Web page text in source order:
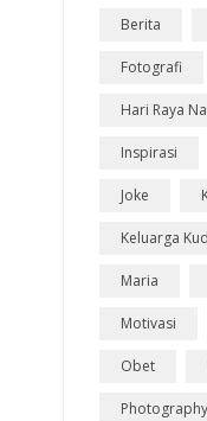
Berita
Fotografi
Hari Raya
Inspirasi
Joke
Keluarga
Maria
Motivasi
Obet
Photography